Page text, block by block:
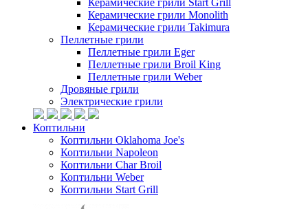
Керамические грили Start Grill
Керамические грили Monolith
Керамические грили Takimura
Пеллетные грили
Пеллетные грили Eger
Пеллетные грили Broil King
Пеллетные грили Weber
Дровяные грили
Электрические грили
Коптильни
Коптильни Oklahoma Joe's
Коптильни Napoleon
Коптильни Char Broil
Коптильни Weber
Коптильни Start Grill